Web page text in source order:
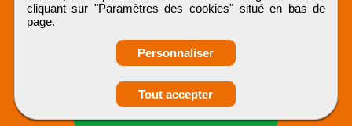
Obtenir ses
coordonnées
cliquant sur "Paramètres des cookies" situé en bas de
page.
Personnaliser
Tout accepter
ARCHIJOBBTP
Tous droits réservés © 1999 - 2026